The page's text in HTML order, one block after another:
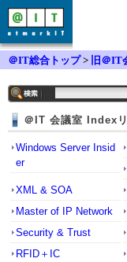
＠IT総合トップ> 旧＠IT
＠IT 会議室 Index
Windows Server Insid
er
XML & SOA
Master of IP Network
Security & Trust
RFID＋IC